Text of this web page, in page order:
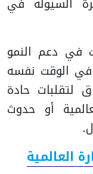
في دعم النمو
في الوقت نفسه
لتقلبات حادة
أو حدوث
العالمية